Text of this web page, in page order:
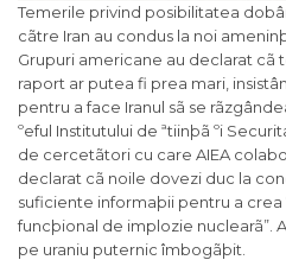
Temerile privind posibilitatea
cãtre Iran au condus la noi
Grupuri americane au declarat cã
raport ar putea fi prea mari,
pentru a face Iranul sã se
ºeful Institutului de ªtiinþã ºi
de cercetãtori cu care AIEA
declarat cã noile dovezi duc la
suficiente informaþii pentru a crea
funcþional de implozie nuclearã”.
pe uraniu puternic îmbogãþit.